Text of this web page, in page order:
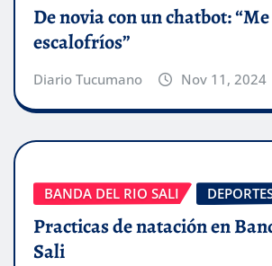
De novia con un chatbot:
escalofríos”
Diario Tucumano Nov 11, 2024
BANDA DEL RIO SALI
Practicas de natación en
Sali